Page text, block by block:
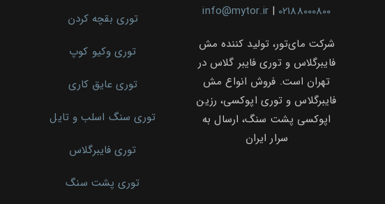
info@mytor.ir| 02188000800
شرکت مای‌تور، تولید کننده مش
فایبرگلاس و توری فایبر گلاس در
تهران است. فروش انواع مش
فایبرگلاس و توری اپوکسی، رزین
اپوکسی پشت سنگ، ارسال به
سرار ایران
توری بقچه کردن
توری وکیو کوپ
توری عایق کاری
توری سنگ اسلب و تایل
توری فایبرگلاس
توری پشت سنگ